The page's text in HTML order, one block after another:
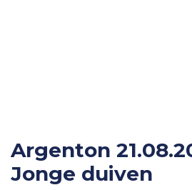
Argenton
Jonge duiven